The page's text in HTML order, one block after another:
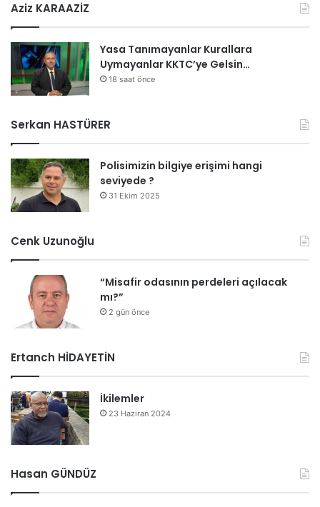
Aziz KARAAZİZ
Yasa Tanımayanlar Kurallara
Uymayanlar KKTC’ye Gelsin…
18 saat önce
Serkan HASTÜRER
Polisimizin bilgiye erişimi hangi
seviyede ?
31 Ekim 2025
Cenk Uzunoğlu
“Misafir odasının perdeleri açılacak
mı?”
2 gün önce
Ertanch HİDAYETİN
İkilemler
23 Haziran 2024
Hasan GÜNDÜZ